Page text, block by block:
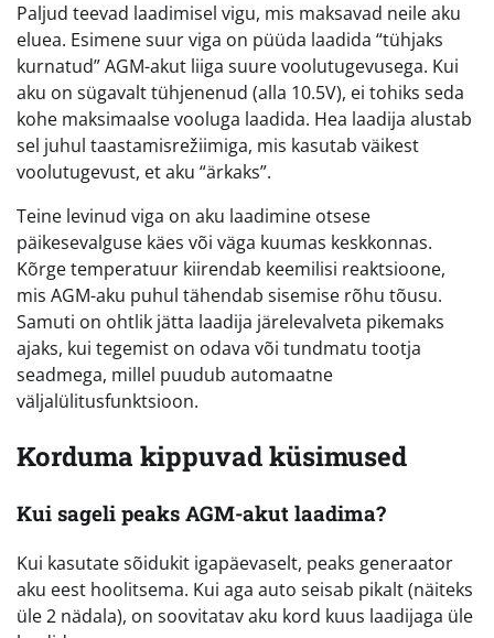
Paljud teevad laadimisel vigu, mis maksavad neile aku
eluea. Esimene suur viga on püüda laadida “tühjaks
kurnatud” AGM-akut liiga suure voolutugevusega. Kui
aku on sügavalt tühjenenud (alla 10.5V), ei tohiks seda
kohe maksimaalse vooluga laadida. Hea laadija alustab
sel juhul taastamisrežiimiga, mis kasutab väikest
voolutugevust, et aku “ärkaks”.
Teine levinud viga on aku laadimine otsese
päikesevalguse käes või väga kuumas keskkonnas.
Kõrge temperatuur kiirendab keemilisi reaktsioone,
mis AGM-aku puhul tähendab sisemise rõhu tõusu.
Samuti on ohtlik jätta laadija järelevalveta pikemaks
ajaks, kui tegemist on odava või tundmatu tootja
seadmega, millel puudub automaatne
väljalülitusfunktsioon.
Korduma kippuvad küsimused
Kui sageli peaks AGM-akut laadima?
Kui kasutate sõidukit igapäevaselt, peaks generaator
aku eest hoolitsema. Kui aga auto seisab pikalt (näiteks
üle 2 nädala), on soovitatav aku kord kuus laadijaga üle